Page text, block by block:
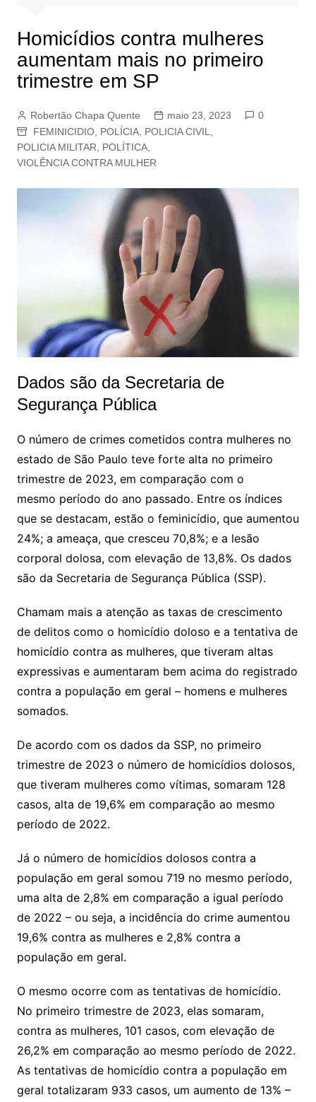
Homicídios contra mulheres
aumentam mais no primeiro
trimestre em SP
Robertão Chapa Quente maio 23, 2023
0
FEMINICIDIO, POLÍCIA, POLICIA CIVIL
POLICIA MILITAR
POLÍTICA,
VIOLÊNCIA CONTRA MULHER
Dados são da Secretaria de
Segurança Pública
O número de crimes cometidos contra mulheres no
estado de São Paulo teve forte alta no primeiro
trimestre de 2023, em comparação com o
mesmo período do ano passado. Entre os índices
que se destacam, estão o feminicídio, que aumentou
24%; a ameaça, que cresceu 70,8%; e a lesão
corporal dolosa, com elevação de 13,8%. Os dados
são da Secretaria de Segurança Pública (SSP).
Chamam mais a atenção as taxas de crescimento
de delitos como o homicídio doloso e a tentativa de
homicídio contra as mulheres, que tiveram altas
expressivas e aumentaram bem acima do registrado
contra a população em geral – homens e mulheres
somados.
De acordo com os dados da SSP, no primeiro
trimestre de 2023 o número de homicídios dolosos,
que tiveram mulheres como vítimas, somaram 128
casos, alta de 19,6% em comparação ao mesmo
período de 2022.
Já o número de homicídios dolosos contra a
população em geral somou 719 no mesmo período,
uma alta de 2,8% em comparação a igual período
de 2022 – ou seja, a incidência do crime aumentou
19,6% contra as mulheres e 2,8% contra a
população em geral.
O mesmo ocorre com as tentativas de homicídio.
No primeiro trimestre de 2023, elas somaram,
contra as mulheres, 101 casos, com elevação de
26,2% em comparação ao mesmo período de 2022.
As tentativas de homicídio contra a população em
geral totalizaram 933 casos, um aumento de 13% –